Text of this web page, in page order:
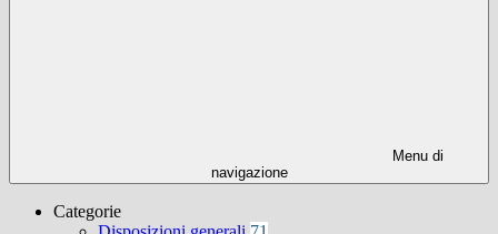
Menu di
navigazione
Categorie